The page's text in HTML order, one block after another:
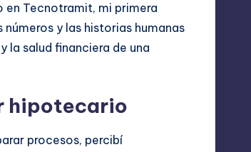
en Tecnotramit, mi primera
y las historias humanas
la salud financiera de una
hipotecario
procesos, percibí